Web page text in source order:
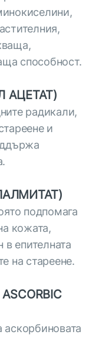
способност.
АЦЕТАТ)
радикали,
и
подпомага
кожата,
в епителната
на стареене.